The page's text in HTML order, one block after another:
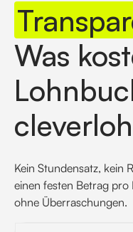
Was
Kein Stundensatz, kein
einen festen Betrag
ohne Überraschungen.